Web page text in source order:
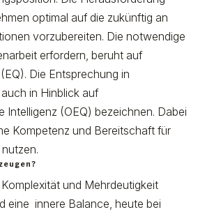
optimal auf die zukünftig an
vorzubereiten. Die notwendige
erfordern, beruht auf
Die Entsprechung in
in Hinblick auf
(OEQ) bezeichnen. Dabei
Kompetenz und Bereitschaft für
und Mehrdeutigkeit
eine innere Balance, heute bei